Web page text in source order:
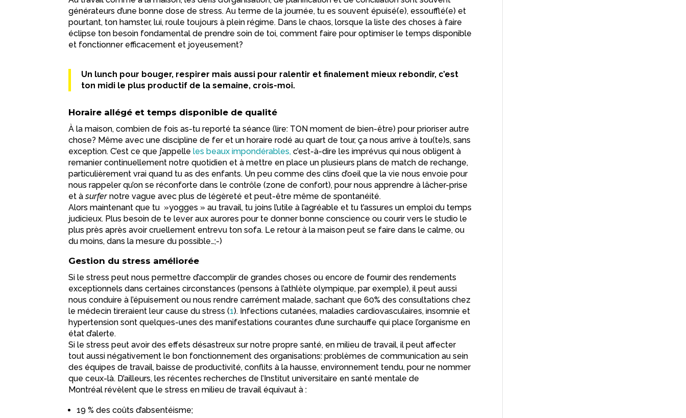
générateurs d’une bonne dose de stress. Au terme de la journée, tu es souvent épuisé(e), essoufflé(e) et
pourtant, ton hamster, lui, roule toujours à plein régime. Dans le chaos, lorsque la liste des choses à faire
éclipse ton besoin fondamental de prendre soin de toi, comment faire pour optimiser le temps disponible
et fonctionner efficacement et joyeusement?
Un lunch pour bouger, respirer mais aussi pour ralentir et finalement mieux rebondir, c’est
ton midi le plus productif de la semaine, crois-moi.
Horaire allégé et temps disponible de qualité
À la maison, combien de fois as-tu reporté ta séance (lire: TON moment de bien-être) pour prioriser autre
chose? Même avec une discipline de fer et un horaire rodé au quart de tour, ça nous arrive à tou(te)s, sans
exception. C’est ce que j’appelleles beaux impondérables, c’est-à-dire les imprévus qui nous obligent à
remanier continuellement notre quotidien et à mettre en place un plusieurs plans de match de rechange,
particulièrement vrai quand tu as des enfants. Un peu comme des clins d’oeil que la vie nous envoie pour
nous rappeler qu’on se réconforte dans le contrôle (zone de confort), pour nous apprendre à lâcher-prise
et àsurfer notre vague avec plus de légèreté et peut-être même de spontanéité.
Alors maintenant que tu »yogges » au travail, tu joins l’utile à l’agréable et tu t’assures un emploi du temps
judicieux. Plus besoin de te lever aux aurores pour te donner bonne conscience ou courir vers le studio le
plus près après avoir cruellement entrevu ton sofa. Le retour à la maison peut se faire dans le calme, ou
du moins, dans la mesure du possible…;-)
Gestion du stress améliorée
Si le stress peut nous permettre d’accomplir de grandes choses ou encore de fournir des rendements
exceptionnels dans certaines circonstances (pensons à l’athlète olympique, par exemple), il peut aussi
nous conduire à l’épuisement ou nous rendre carrément malade, sachant que 60% des consultations chez
le médecin tireraient leur cause du stress (1). Infections cutanées, maladies cardiovasculaires, insomnie et
hypertension sont quelques-unes des manifestations courantes d’une surchauffe qui place l’organisme en
état d’alerte.
Si le stress peut avoir des effets désastreux sur notre propre santé, en milieu de travail, il peut affecter
tout aussi négativement le bon fonctionnement des organisations: problèmes de communication au sein
des équipes de travail, baisse de productivité, conflits à la hausse, environnement tendu, pour ne nommer
que ceux-là. D’ailleurs, les récentes recherches de l’Institut universitaire en santé mentale de
Montréal révèlent que le stress en milieu de travail équivaut à :
19 % des coûts d’absentéisme;